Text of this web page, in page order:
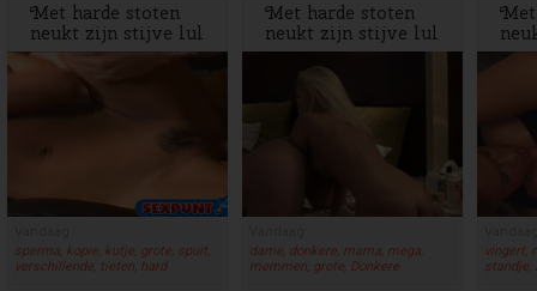
Met harde stoten
neukt zijn stijve lul
de meid met dikke
tieten
sperma, kopie, kutje, grote, spuit,
verschillende, tieten, hard
Met harde stoten
neukt zijn stijve lul
de meid met dikke
dame, donkere, mama, mega,
memmen, grote, Donkere
de
vingert,
standje,